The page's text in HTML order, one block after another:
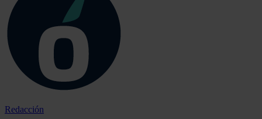
Redacción